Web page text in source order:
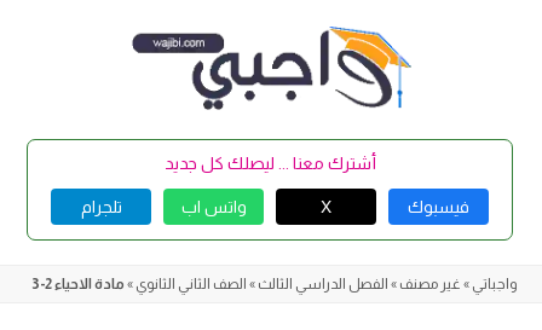
أشترك معنا ... ليصلك كل جديد
فيسبوك X واتس اب تلجرام
واجباتي » غير مصنف » الفصل الدراسي الثالث » الصف الثاني الثانوي » مادة الاحياء 2-3